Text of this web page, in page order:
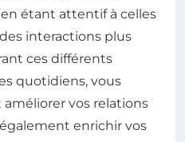
étant attentif à celles
interactions plus
ces différents
quotidiens, vous
vos relations
enrichir vos